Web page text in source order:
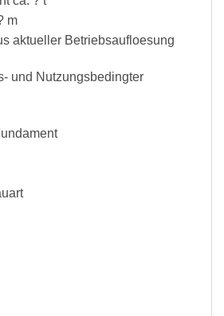
m
aktueller Betriebsaufloesung
und Nutzungsbedingter